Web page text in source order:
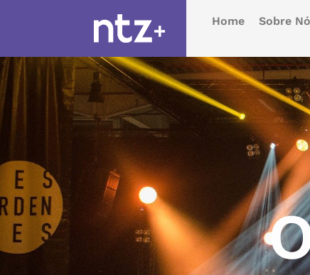
Home Sobre